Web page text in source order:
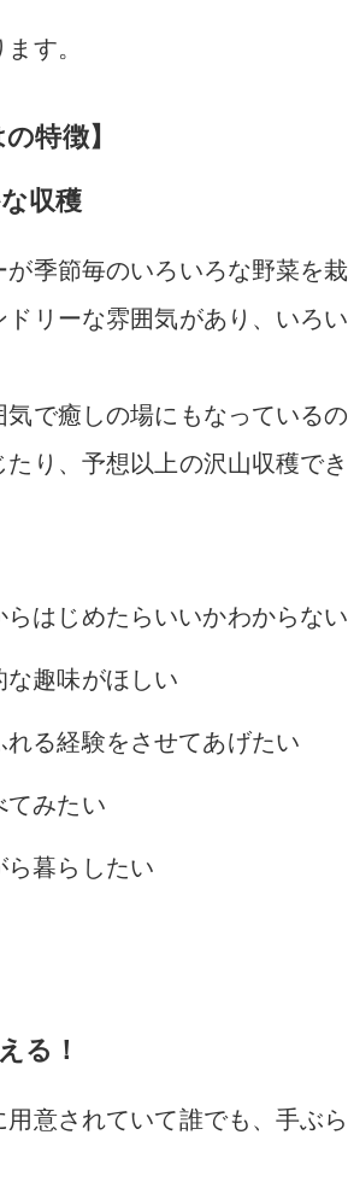
す。
特徴】
収穫
季節毎のいろいろな野菜を
リーな雰囲気があり、いろ
で癒しの場にもなっている
り、予想以上の沢山収穫で
はじめたらいいかわからない
趣味がほしい
る経験をさせてあげたい
てみたい
暮らしたい
る！
意されていて誰でも、手ぶら